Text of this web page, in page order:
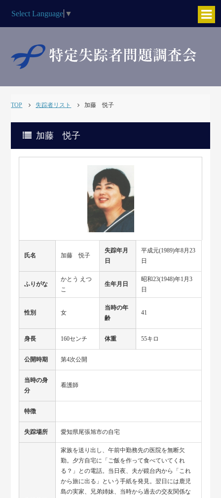
Select Language ▼
TOP 失踪者リスト 加藤 悦子
加藤 悦子
氏名 加藤 悦子
失踪年月
日
平成元(1989)年8月23
日
ふりがな
かとう えつ
こ
生年月日
昭和23(1948)年1月3
日
性別 女
当時の年
齢
41
身長 160センチ 体重 55キロ
公開時期 第4次公開
当時の身
分
看護師
特徴
失踪場所 愛知県尾張旭市の自宅
家族を送り出し、午前中勤務先の医院を無断欠
勤。夕方自宅に「ご飯を作って食べていてくれ
る？」との電話。当日夜、夫が鏡台内から「これ
から旅に出る」という手紙を発見。翌日には鹿児
島の実家、兄弟姉妹、当時から過去の交友関係な